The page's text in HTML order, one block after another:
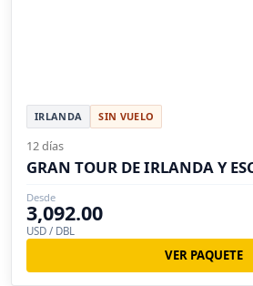
IRLANDA SIN VUELO
12 días
GRAN TOUR DE IRLANDA Y
Desde
3,092.00
USD / DBL
VER PAQUETE